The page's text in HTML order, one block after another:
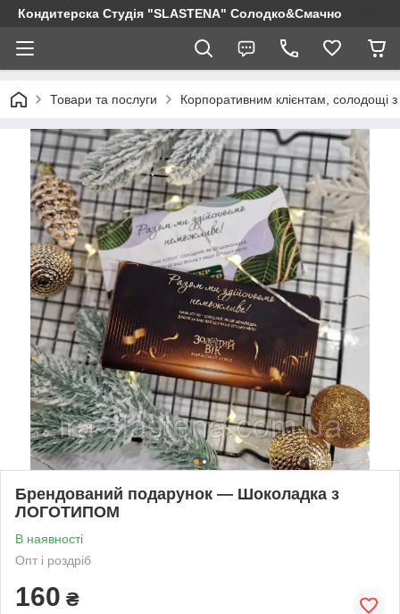
Кондитерска Студія "SLASTENA" Солодко&Смачно
Товари та послуги Корпоративним клієнтам, солодощі
Брендований подарунок — Шоколадка з
ЛОГОТИПОМ
В наявності
Опт і роздріб
160 ₴